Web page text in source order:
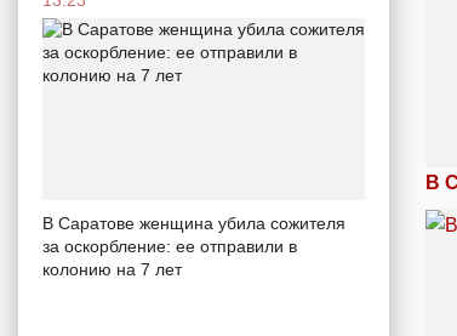
В Саратове женщина убила сожителя
за оскорбление: ее отправили в
колонию на 7 лет
В